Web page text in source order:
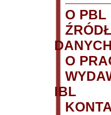
O PBL
DANYCH
O
IBL